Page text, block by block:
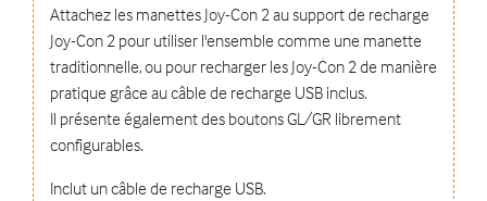
Attachez les manettes Joy-Con 2 au support de recharge
Joy-Con 2 pour utiliser l'ensemble comme une manette
traditionnelle, ou pour recharger les Joy-Con 2 de manière
pratique grâce au câble de recharge USB inclus.
Il présente également des boutons GL/GR librement
configurables.
Inclut un câble de recharge USB.